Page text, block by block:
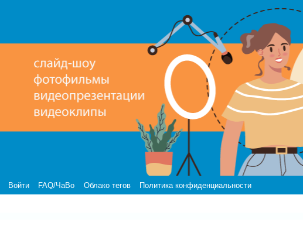
Войти FAQ/ЧаВо Облако тегов Политика конфиденциальности